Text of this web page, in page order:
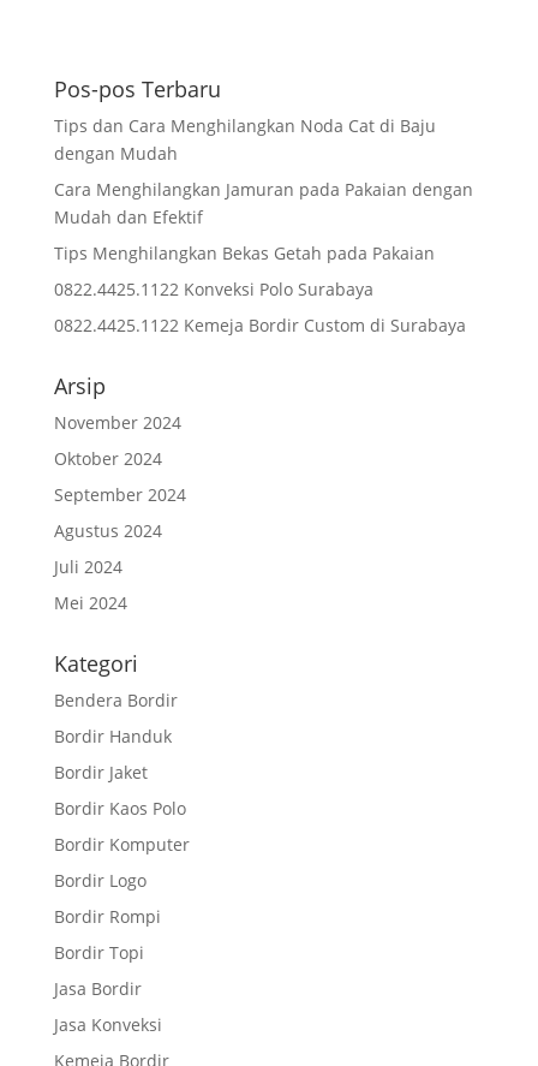
Pos-pos Terbaru
Tips dan Cara Menghilangkan Noda Cat di Baju
dengan Mudah
Cara Menghilangkan Jamuran pada Pakaian dengan
Mudah dan Efektif
Tips Menghilangkan Bekas Getah pada Pakaian
0822.4425.1122 Konveksi Polo Surabaya
0822.4425.1122 Kemeja Bordir Custom di Surabaya
Arsip
November 2024
Oktober 2024
September 2024
Agustus 2024
Juli 2024
Mei 2024
Kategori
Bendera Bordir
Bordir Handuk
Bordir Jaket
Bordir Kaos Polo
Bordir Komputer
Bordir Logo
Bordir Rompi
Bordir Topi
Jasa Bordir
Jasa Konveksi
Kemeja Bordir